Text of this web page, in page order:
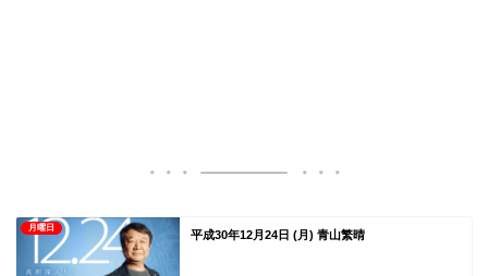
月曜日
平成30年12月24日 (月) 青山繁晴